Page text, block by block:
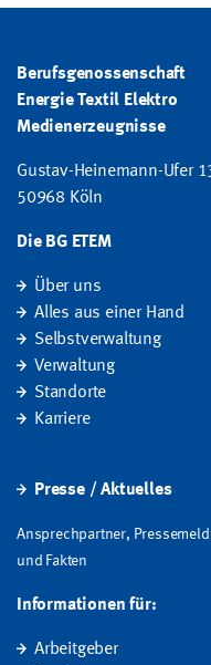
Berufsgenossenschaft
Energie Textil Elektro
Medienerzeugnisse
Gustav-Heinemann-Ufer
50968 Köln
Die BG ETEM
Über uns
Alles aus einer Hand
Selbstverwaltung
Verwaltung
Standorte
Karriere
Presse / Aktuelles
Ansprechpartner,
und Fakten
Informationen für:
Arbeitgeber